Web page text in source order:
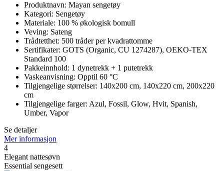
Produktnavn: Mayan sengetøy
Kategori: Sengetøy
Materiale: 100 % økologisk bomull
Veving: Sateng
Trådtetthet: 500 tråder per kvadrattomme
Sertifikater: GOTS (Organic, CU 1274287), OEKO-TEX
Standard 100
Pakkeinnhold: 1 dynetrekk + 1 putetrekk
Vaskeanvisning: Opptil 60 °C
Tilgjengelige størrelser: 140x200 cm, 140x220 cm, 200x220
cm
Tilgjengelige farger: Azul, Fossil, Glow, Hvit, Spanish,
Umber, Vapor
Se detaljer
Mer informasjon
4
Elegant nattesøvn
Essential sengesett